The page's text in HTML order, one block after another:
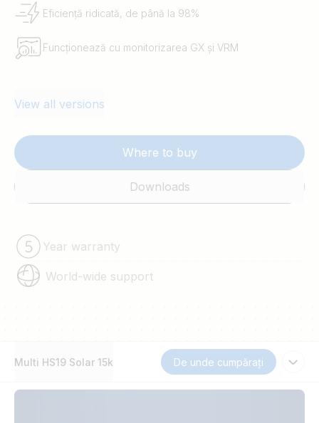
Eficiență ridicată, de până la 98%
Funcționează cu monitorizarea GX și VRM
View all versions
Where to buy
Downloads
Year warranty
World-wide support
Multi HS19 Solar 15k De unde cumpărați